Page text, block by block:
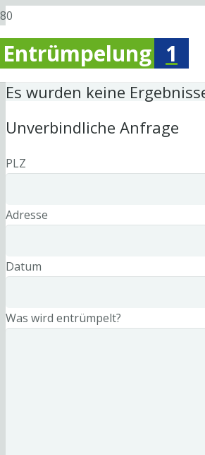
Entrümpelung 1
Es wurden keine
Unverbindliche Anfrage
PLZ
Adresse
Datum
Was wird entrümpelt?